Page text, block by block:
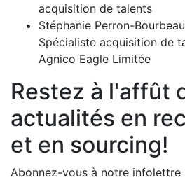
acquisition de talents
Stéphanie Perron-
Spécialiste acquisition de
Agnico Eagle Limitée
Restez à l'affût
actualités en
et en sourcing!
Abonnez-vous à notre infolettre